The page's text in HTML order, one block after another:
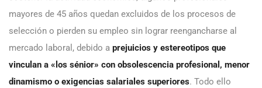
mayores de 45 años quedan excluidos de los procesos de
selección o pierden su empleo sin lograr reengancharse al
mercado laboral, debido a prejuicios y estereotipos que
vinculan a «los sénior» con obsolescencia profesional, menor
dinamismo o exigencias salariales superiores. Todo ello